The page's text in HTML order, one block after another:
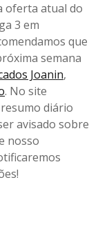
oferta atual do
3 em
que
semana
Joanin,
. No site
diário
avisado sobre
nosso